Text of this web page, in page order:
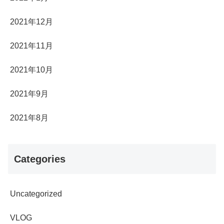
2021年12月
2021年11月
2021年10月
2021年9月
2021年8月
Categories
Uncategorized
VLOG